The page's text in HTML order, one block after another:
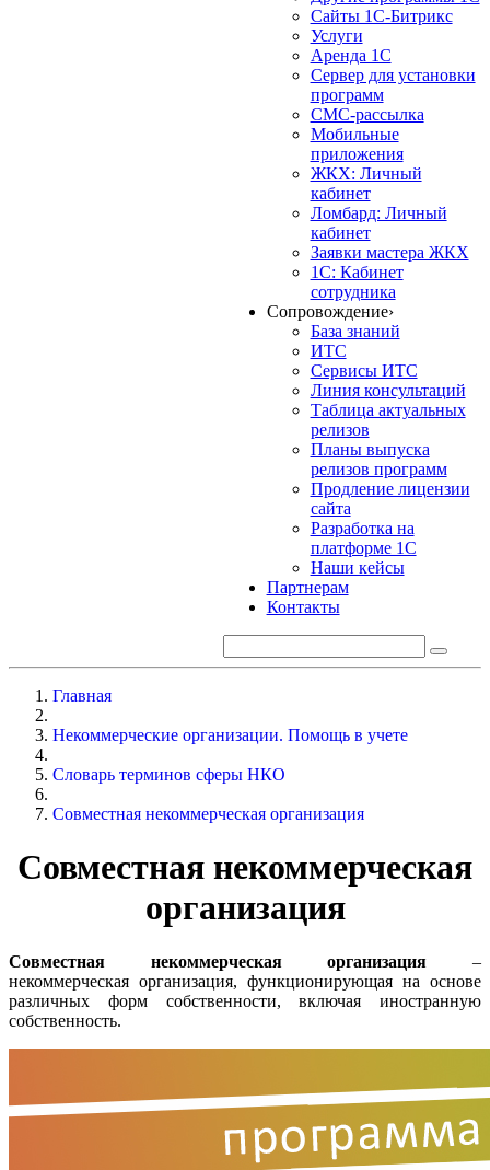
Сайты 1С-Битрикс
Услуги
Аренда 1С
Сервер для установки
программ
СМС-рассылка
Мобильные
приложения
ЖКХ: Личный
кабинет
Ломбард: Личный
кабинет
Заявки мастера ЖКХ
1С: Кабинет
сотрудника
Сопровождение›
База знаний
ИТС
Сервисы ИТС
Линия консультаций
Таблица актуальных
релизов
Планы выпуска
релизов программ
Продление лицензии
сайта
Разработка на
платформе 1С
Наши кейсы
Партнерам
Контакты
Главная
Некоммерческие организации. Помощь в учете
Словарь терминов сферы НКО
Совместная некоммерческая организация
Совместная некоммерческая
организация
Совместная некоммерческая организация –
некоммерческая организация, функционирующая на основе
различных форм собственности, включая иностранную
собственность.